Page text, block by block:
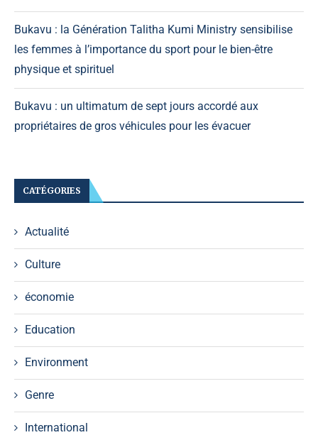
Bukavu : la Génération Talitha Kumi Ministry sensibilise
les femmes à l’importance du sport pour le bien-être
physique et spirituel
Bukavu : un ultimatum de sept jours accordé aux
propriétaires de gros véhicules pour les évacuer
CATÉGORIES
Actualité
Culture
économie
Education
Environment
Genre
International